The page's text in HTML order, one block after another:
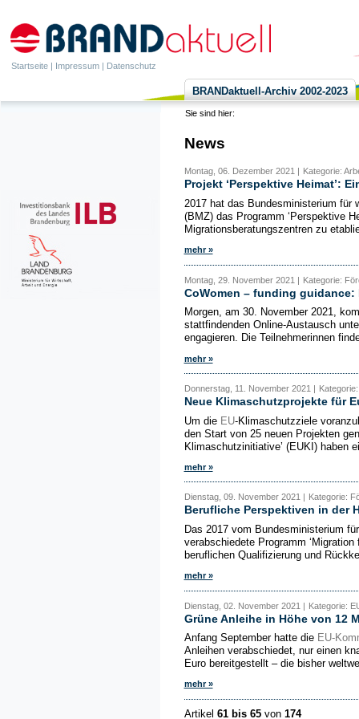
Startseite | Impressum | Datenschutz
BRANDaktuell-Archiv 2002-2023
Sie sind hier:
News
Montag, 06. Dezember 2021 | Kategorie:
Projekt ‘Perspektive Heimat’:
2017 hat das Bundesministerium für
(BMZ) das Programm ‘Perspektive
Migrationsberatungszentren zu
mehr »
Montag, 29. November 2021 | Kategorie:
CoWomen – funding guidance:
Morgen, am 30. November 2021,
stattfindenden Online-Austausch
engagieren. Die Teilnehmerinnen
mehr »
Donnerstag, 11. November 2021 |
Neue Klimaschutzprojekte für
Um die EU-Klimaschutzziele
den Start von 25 neuen Projekten
Klimaschutzinitiative’ (EUKI) haben
mehr »
Dienstag, 09. November 2021 | Kategorie:
Berufliche Perspektiven in der
Das 2017 vom Bundesministerium
verabschiedete Programm
beruflichen Qualifizierung und
mehr »
Dienstag, 02. November 2021 | Kategorie:
Grüne Anleihe in Höhe von 12
Anfang September hatte die EU-
Anleihen verabschiedet, nur einen
Euro bereitgestellt – die bisher
mehr »
Artikel 61 bis 65von 174